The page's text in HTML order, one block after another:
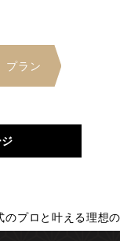
のプロと叶える理想
プラン